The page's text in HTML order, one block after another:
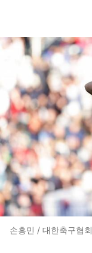
손흥민 / 대한축구협